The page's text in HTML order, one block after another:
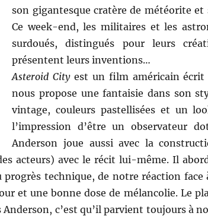
son gigantesque cratère de météorite
Ce week-end, les militaires et les
surdoués, distingués pour leurs
présentent leurs inventions…
Asteroid Cityest un film américain écrit
nous propose une fantaisie dans son
vintage, couleurs pastellisées et un
l’impression d’être un observateur
Anderson joue aussi avec la
acteurs) avec le récit lui-même. Il
progrès technique, de notre réaction
et une bonne dose de mélancolie. Le
Anderson, c’est qu’il parvient toujours à